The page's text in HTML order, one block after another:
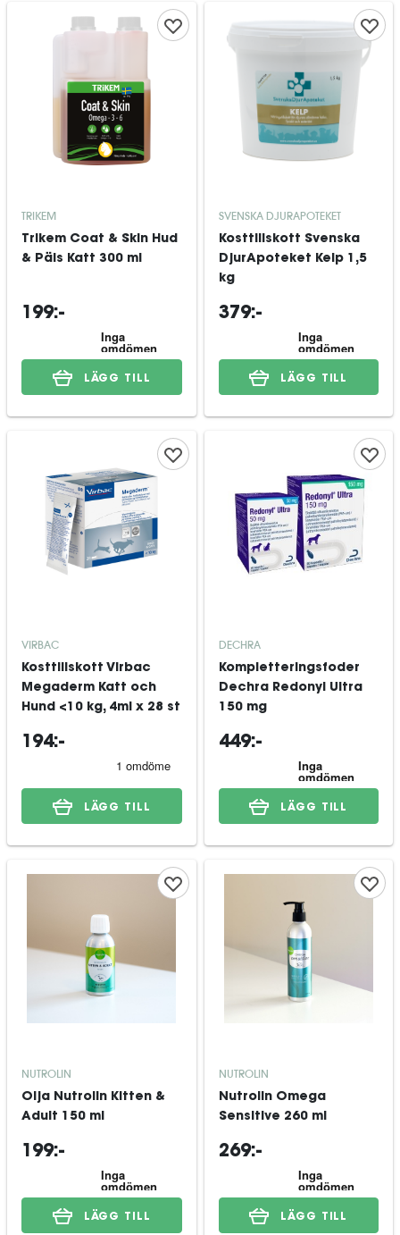
TRIKEM
Trikem Coat & Skin Hud
& Päls Katt 300 ml
199:-
LÄGG TILL
SVENSKA DJURAPOTEKET
Kosttillskott Svenska
DjurApoteket Kelp 1,5
kg
379:-
LÄGG TILL
VIRBAC
Kosttillskott Virbac
Megaderm Katt och
Hund <10 kg, 4ml x 28 st
194:-
LÄGG TILL
DECHRA
Kompletteringsfoder
Dechra Redonyl Ultra
150 mg
449:-
LÄGG TILL
NUTROLIN
Olja Nutrolin Kitten &
Adult 150 ml
199:-
LÄGG TILL
NUTROLIN
Nutrolin Omega
Sensitive 260 ml
269:-
LÄGG TILL